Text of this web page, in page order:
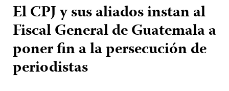
El CPJ y sus aliados instan al
Fiscal General de Guatemala a
poner fin a la persecución de
periodistas